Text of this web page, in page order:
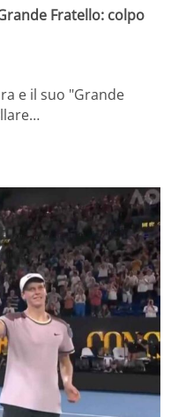
Fratello: colpo
e il suo "Grande